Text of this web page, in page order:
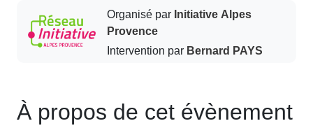
Organisé parInitiative Alpes
Provence
Intervention parBernard PAYS
À propos de cet évènement